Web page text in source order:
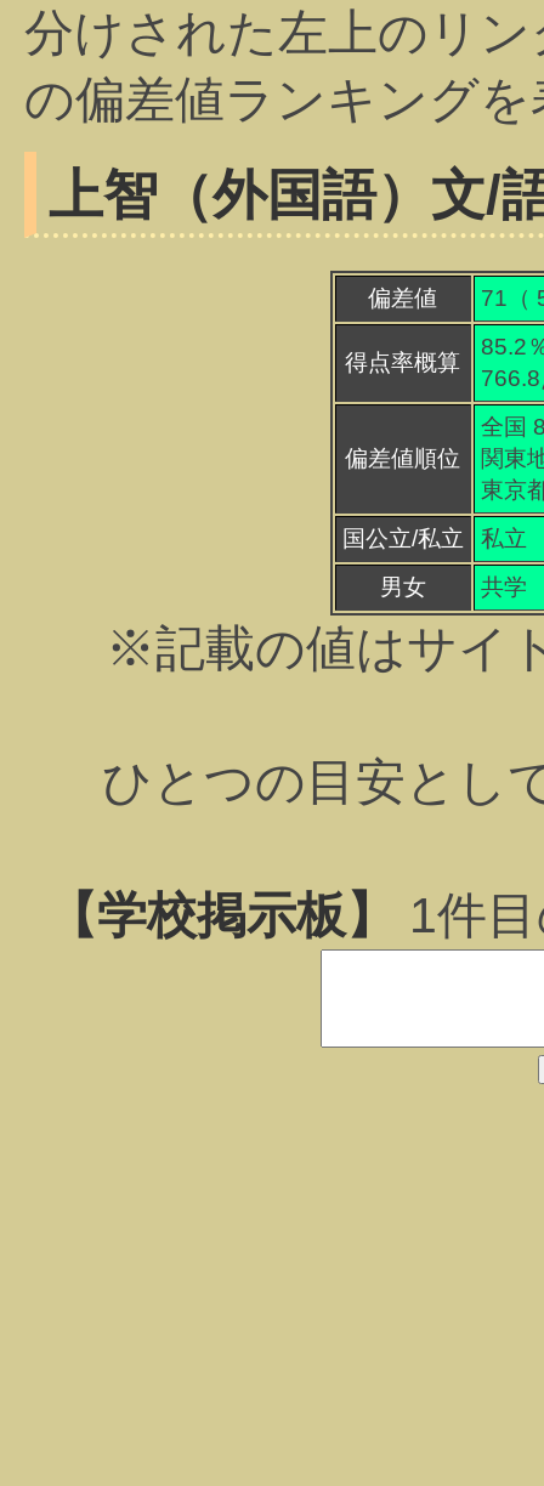
分けされた左上のリ
の偏差値ランキング
上智（外国語） 文/
偏差値 71（
得点率概算
85.2
偏差値順位
全国
関東
東京
国公立/私立
私立
男女
共学
※記載の値はサイ
ひとつの目安とし
【学校掲示板】 1件